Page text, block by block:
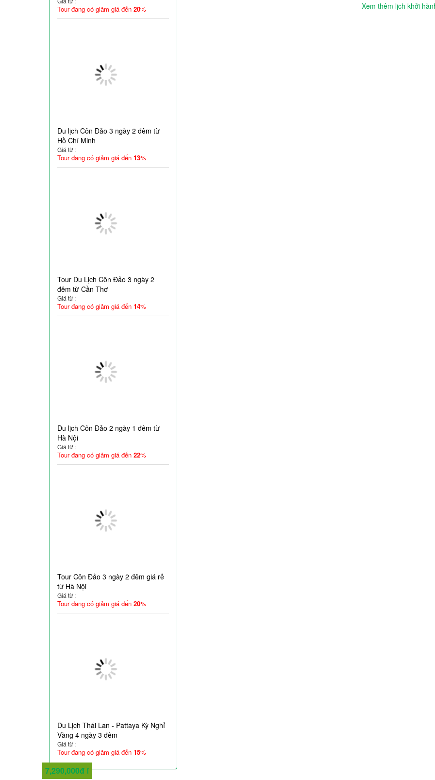
2,290,000đ
2,950,000đ
4,790,000đ
Tour đang có giảm giá đến 20%
Du lịch Côn Đảo 3 ngày 2 đêm từ
Hồ Chí Minh
Giá từ :
6,890,000đ
Tour đang có giảm giá đến 13%
Tour Du Lịch Côn Đảo 3 ngày 2
đêm từ Cần Thơ
Giá từ :
5,990,000đ
Tour đang có giảm giá đến 14%
Du lịch Côn Đảo 2 ngày 1 đêm từ
Hà Nội
Giá từ :
9,990,000đ
Tour đang có giảm giá đến 22%
Tour Côn Đảo 3 ngày 2 đêm giá rẻ
từ Hà Nội
Giá từ :
10,290,000đ
Tour đang có giảm giá đến 20%
Du Lịch Thái Lan - Pattaya Kỳ Nghỉ
Vàng 4 ngày 3 đêm
Giá từ :
7,290,000đ
Tour đang có giảm giá đến 15%
Xem thêm lịch khởi